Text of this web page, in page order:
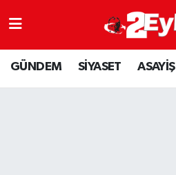
GÜNDEM SİYASET ASAYİŞ
ASAYİŞ
DÜNYA
Nöbetçi Eczaneler
Hava Durumu